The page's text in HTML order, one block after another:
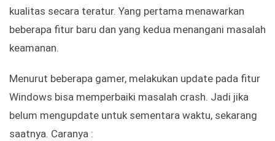
kualitas secara teratur. Yang pertama menawarkan
beberapa fitur baru dan yang kedua menangani masalah
keamanan.
Menurut beberapa gamer, melakukan update pada fitur
Windows bisa memperbaiki masalah crash. Jadi jika
belum mengupdate untuk sementara waktu, sekarang
saatnya. Caranya :